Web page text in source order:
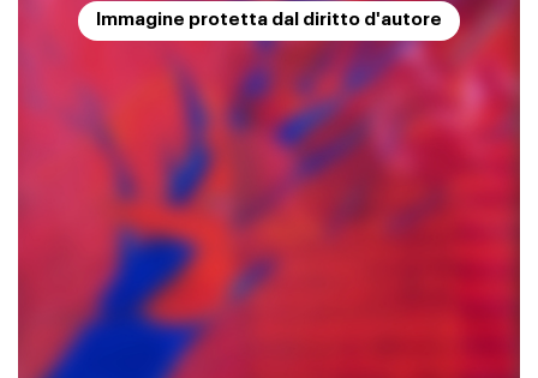
Immagine protetta dal diritto d'autore